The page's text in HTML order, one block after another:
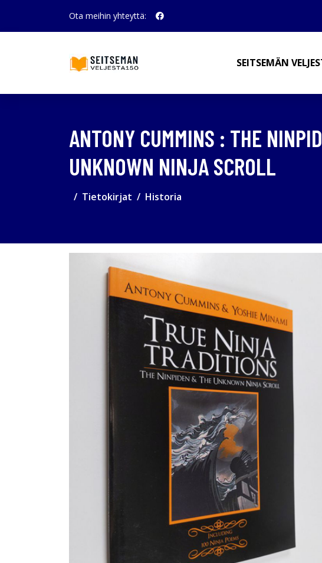
Ota meihin yhteyttä:
SEITSEMÄN
ANTONY CUMMINS : THE
UNKNOWN NINJA SCROLL
Tietokirjat Historia